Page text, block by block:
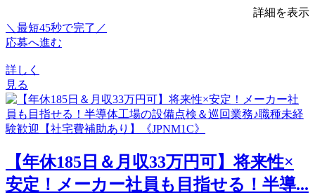
詳細を表示
＼最短45秒で完了／
応募へ進む
詳しく
見る
【年休185日＆月収33万円可】将来性×
安定！メーカー社員も目指せる！半導...